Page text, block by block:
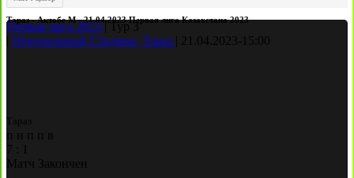
Тараз - Актобе М - 21.04.2023 Первая лига Казахстана 2023
Первая лига 2023 | Тур 3
Центральный Стадион, Тараз 21.04.2023- 15:00
Тараз
п н п п
в
7
1
Матч Закончен